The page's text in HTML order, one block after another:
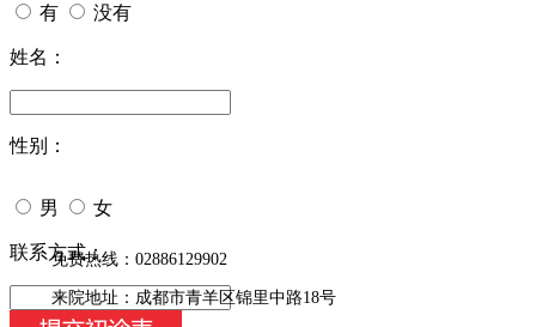
有 没有
姓名：
性别：
男 女
今天日期：
联系方式：
免费热线：02886129902
来院地址：成都市青羊区锦里中路18号